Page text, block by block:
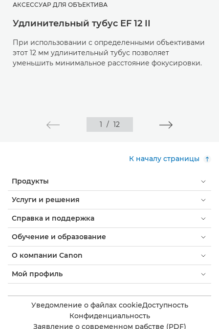
АКСЕССУАР ДЛЯ ОБЪЕКТИВА
Удлинительный тубус EF 12 II
При использовании с определенными объективами
этот 12 мм удлинительный тубус позволяет
уменьшить минимальное расстояние фокусировки.
1 / 12
К началу страницы
Продукты
Услуги и решения
Справка и поддержка
Обучение и образование
О компании Canon
Мой профиль
Уведомление о файлах cookieДоступность
Конфиденциальность
Заявление о современном рабстве (PDF)